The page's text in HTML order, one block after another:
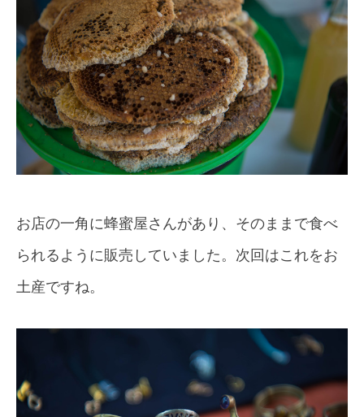
お店の一角に蜂蜜屋さんがあり、そのままで食べ
られるように販売していました。次回はこれをお
土産ですね。